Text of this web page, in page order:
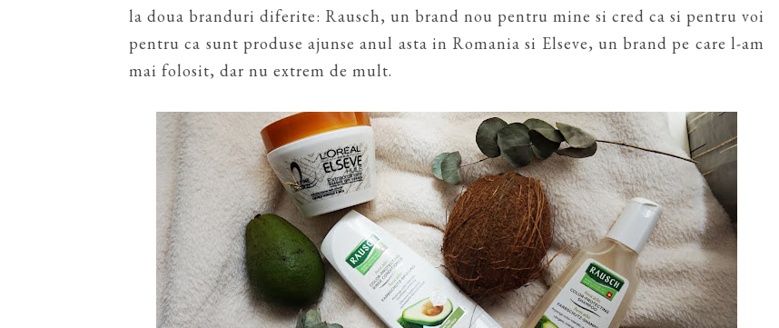
la doua branduri diferite: Rausch, un brand nou pentru mine si cred ca si pentru voi
pentru ca sunt produse ajunse anul asta in Romania si Elseve, un brand pe care l-am
mai folosit, dar nu extrem de mult.